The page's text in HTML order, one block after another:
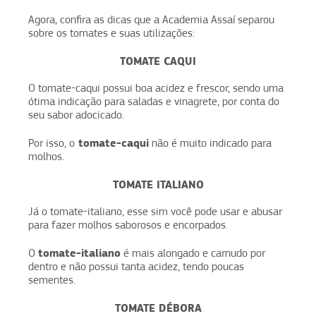
Agora, confira as dicas que a Academia Assaí separou
sobre os tomates e suas utilizações:
TOMATE CAQUI
O tomate-caqui possui boa acidez e frescor, sendo uma
ótima indicação para saladas e vinagrete, por conta do
seu sabor adocicado.
Por isso, o tomate-caqui não é muito indicado para
molhos.
TOMATE ITALIANO
Já o tomate-italiano, esse sim você pode usar e abusar
para fazer molhos saborosos e encorpados.
O tomate-italiano é mais alongado e carnudo por
dentro e não possui tanta acidez, tendo poucas
sementes.
TOMATE DÉBORA